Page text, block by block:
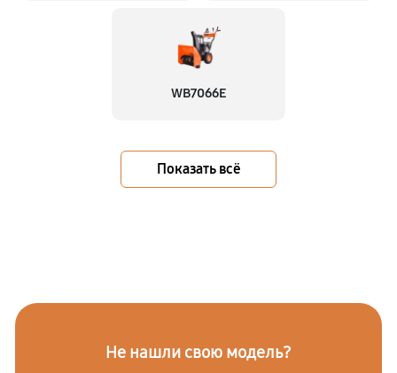
WB7066E
Показать всё
Не нашли свою модель?